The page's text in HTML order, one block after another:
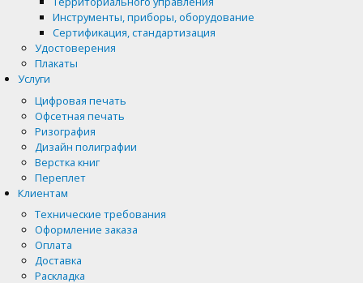
Инструменты, приборы, оборудование
Сертификация, стандартизация
Удостоверения
Плакаты
Услуги
Цифровая печать
Офсетная печать
Ризография
Дизайн полиграфии
Верстка книг
Переплет
Клиентам
Технические требования
Оформление заказа
Оплата
Доставка
Раскладка